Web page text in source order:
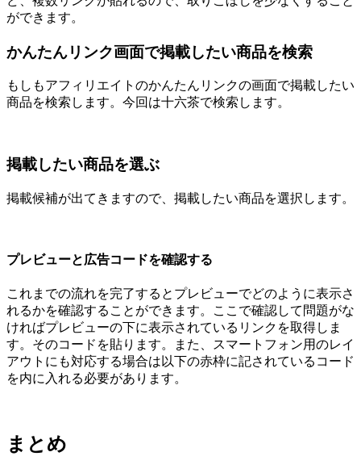
ができます。
かんたんリンク画面で掲載したい商品を検索
もしもアフィリエイトのかんたんリンクの画面で掲載したい
商品を検索します。今回は十六茶で検索します。
掲載したい商品を選ぶ
掲載候補が出てきますので、掲載したい商品を選択します。
プレビューと広告コードを確認する
これまでの流れを完了するとプレビューでどのように表示さ
れるかを確認することができます。ここで確認して問題がな
ければプレビューの下に表示されているリンクを取得しま
す。そのコードを貼ります。また、スマートフォン用のレイ
アウトにも対応する場合は以下の赤枠に記されているコード
を内に入れる必要があります。
まとめ